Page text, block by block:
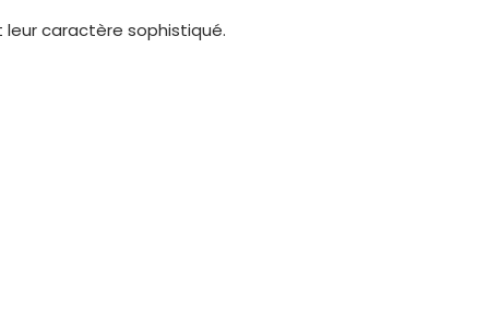
leur caractère sophistiqué.